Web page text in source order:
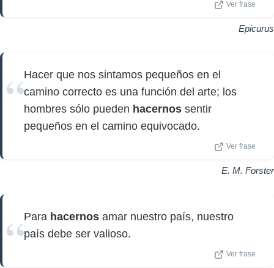
Ver frase
Epicurus
Hacer que nos sintamos pequeños en el
camino correcto es una función del arte; los
hombres sólo pueden hacernos sentir
pequeños en el camino equivocado.
Ver frase
E. M. Forster
Para hacernos amar nuestro país, nuestro
país debe ser valioso.
Ver frase